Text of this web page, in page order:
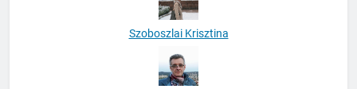
Szoboszlai Krisztina
Szondi György